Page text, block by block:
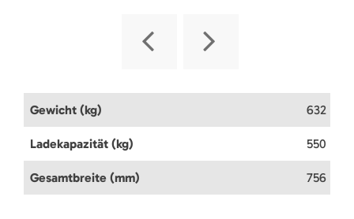
Gewicht (kg) 632
Ladekapazität (kg) 550
Gesamtbreite (mm) 756